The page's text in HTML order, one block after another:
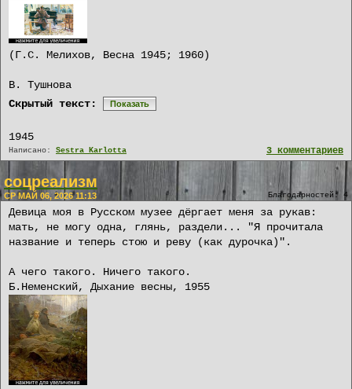
(Г.С. Мелихов, Весна 1945; 1960)
В. Тушнова
Скрытый текст:
Показать
1945
3 комментариев
Написано: Sestra Karlotta
соцреализм
Благодарностей: 4
СР МАЙ 06, 2026 11:13
Девица моя в Русском музее дёргает меня за рукав:
мать, не могу одна, глянь, раздели... "Я прочитала
название и теперь стою и реву (как дурочка)".
А чего такого. Ничего такого.
Б.Неменский, Дыхание весны, 1955